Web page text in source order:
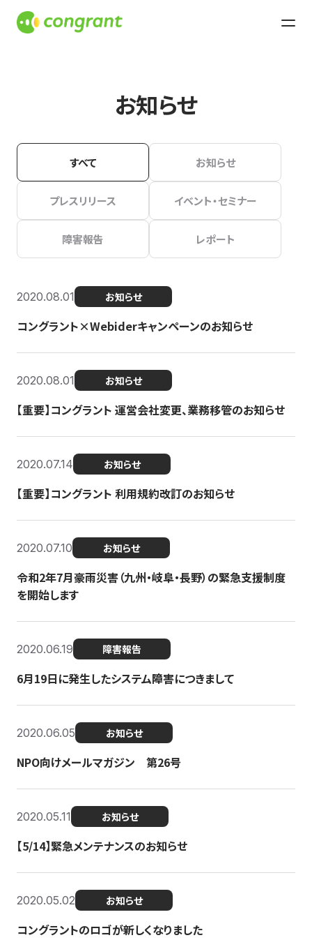
お知らせ
すべて お知らせ
プレスリリース イベント・セミナー
障害報告 レポート
2020.08.01 お知らせ
コングラント×Webiderキャンペーンのお知らせ
2020.08.01 お知らせ
【重要】コングラント 運営会社変更、業務移管のお知らせ
2020.07.14 お知らせ
【重要】コングラント 利用規約改訂のお知らせ
2020.07.10 お知らせ
令和2年7月豪雨災害（九州・岐阜・長野）の緊急支援制度
を開始します
2020.06.19 障害報告
6月19日に発生したシステム障害につきまして
2020.06.05 お知らせ
NPO向けメールマガジン 第26号
2020.05.11 お知らせ
【5/14】緊急メンテナンスのお知らせ
2020.05.02 お知らせ
コングラントのロゴが新しくなりました